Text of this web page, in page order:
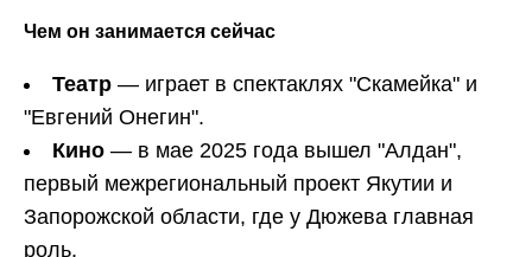
Чем он занимается сейчас
Театр — играет в спектаклях "Скамейка" и
"Евгений Онегин".
Кино — в мае 2025 года вышел "Алдан",
первый межрегиональный проект Якутии и
Запорожской области, где у Дюжева главная
роль.